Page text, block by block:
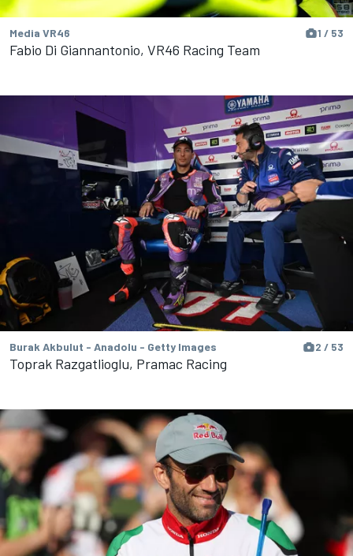
Media VR46 1 / 53
Fabio Di Giannantonio, VR46 Racing Team
Burak Akbulut - Anadolu - Getty Images 2 / 53
Toprak Razgatlioglu, Pramac Racing